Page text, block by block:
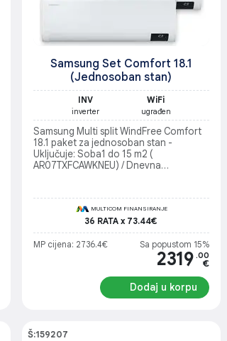
Samsung Set Comfort 18.1
(Jednosoban stan)
INV
inverter
WiFi
ugrađen
Samsung Multi split WindFree Comfort
18.1 paket za jednosoban stan -
Uključuje: Soba1 do 15 m2 (
AR07TXFCAWKNEU) / Dnevna
MULTICOM FINANSIRANJE
36 RATA x 73.44€
MP cijena: 2736.4€ Sa popustom 15%
2319 .00
€
Dodaj u korpu
Š:159207